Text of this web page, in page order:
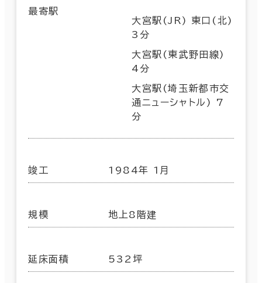
最寄駅
大宮駅(JR) 東口(北)
3分
大宮駅(東武野田線)
4分
大宮駅(埼玉新都市交
通ニューシャトル) 7
分
竣工 1984年 1月
規模 地上8階建
延床面積 532坪